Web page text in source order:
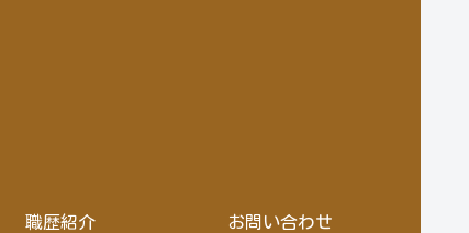
職歴紹介 お問い合わせ